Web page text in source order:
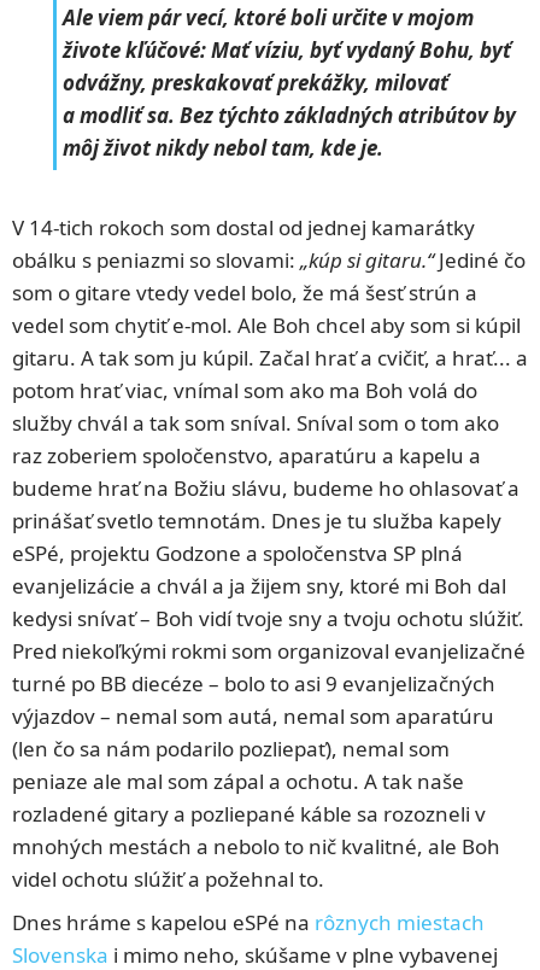
Ale viem pár vecí, ktoré boli určite v mojom
živote kľúčové: Mať víziu, byť vydaný Bohu, byť
odvážny, preskakovať prekážky, milovať
a modliť sa. Bez týchto základných atribútov by
môj život nikdy nebol tam, kde je.
V 14-tich rokoch som dostal od jednej kamarátky
obálku s peniazmi so slovami: „kúp si gitaru.“Jediné čo
som o gitare vtedy vedel bolo, že má šesť strún a
vedel som chytiť e-mol. Ale Boh chcel aby som si kúpil
gitaru. A tak som ju kúpil. Začal hrať a cvičiť, a hrať... a
potom hrať viac, vnímal som ako ma Boh volá do
služby chvál a tak som sníval. Sníval som o tom ako
raz zoberiem spoločenstvo, aparatúru a kapelu a
budeme hrať na Božiu slávu, budeme ho ohlasovať a
prinášať svetlo temnotám. Dnes je tu služba kapely
eSPé, projektu Godzone a spoločenstva SP plná
evanjelizácie a chvál a ja žijem sny, ktoré mi Boh dal
kedysi snívať – Boh vidí tvoje sny a tvoju ochotu slúžiť.
Pred niekoľkými rokmi som organizoval evanjelizačné
turné po BB diecéze – bolo to asi 9 evanjelizačných
výjazdov – nemal som autá, nemal som aparatúru
(len čo sa nám podarilo pozliepať), nemal som
peniaze ale mal som zápal a ochotu. A tak naše
rozladené gitary a pozliepané káble sa rozozneli v
mnohých mestách a nebolo to nič kvalitné, ale Boh
videl ochotu slúžiť a požehnal to.
Dnes hráme s kapelou eSPé na rôznych miestach
Slovenska i mimo neho, skúšame v plne vybavenej